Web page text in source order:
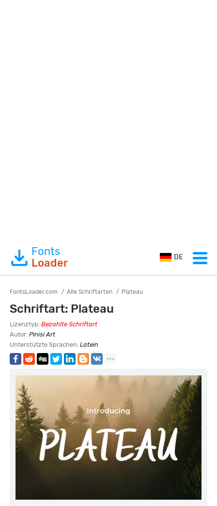
Fonts
Loader
DE
FontsLoader.com Alle Schriftarten Plateau
Schriftart: Plateau
Lizenztyp: Bezahlte Schriftart
Autor: Pinisi Art
Unterstützte Sprachen: Latein